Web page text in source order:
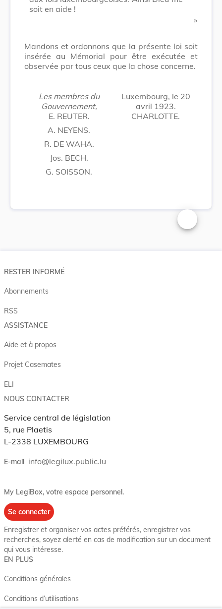
soit en aide !
​ »
Mandons et ordonnons que la présente loi soit
insérée au Mémorial pour être exécutée et
observée par tous ceux que la chose concerne.
Les membres du
Gouvernement,
E. REUTER.
A. NEYENS.
R. DE WAHA.
Jos. BECH.
G. SOISSON.
Luxembourg, le 20
avril 1923.
CHARLOTTE.
Changer la
RESTER INFORMÉ
Abonnements
RSS
ASSISTANCE
Aide et à propos
Projet Casemates
ELI
NOUS CONTACTER
Service central de législation
5, rue Plaetis
L-2338 LUXEMBOURG
E-mail info@legilux.public.lu
My LegiBox, votre espace personnel.
Se connecter
Enregistrer et organiser vos actes préférés, enregistrer vos
recherches, soyez alerté en cas de modification sur un document
qui vous intéresse.
EN PLUS
Conditions générales
Conditions d’utilisations